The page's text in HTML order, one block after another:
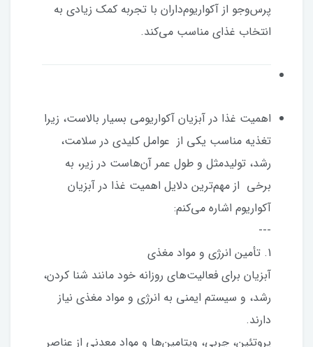
پرس‌وجو از آکواریوم‌داران با تجربه کمک زیادی به
انتخاب غذای مناسب می‌کند.
اهمیت غذا در آبزیان آکواریومی بسیار بالاست، زیرا
تغذیه مناسب یکی از عوامل کلیدی در سلامت،
رشد، تولیدمثل و طول عمر آن‌هاست در زیر، به
برخی از مهم‌ترین دلایل اهمیت غذا در آبزیان
آکواریوم اشاره می‌کنم:
---
1. تأمین انرژی و مواد مغذی
آبزیان برای فعالیت‌های روزانه خود مانند شنا کردن،
رشد، و سیستم ایمنی به انرژی و مواد مغذی نیاز
دارند.
پروتئین، چربی، ویتامین‌ها و مواد معدنی از عناصر